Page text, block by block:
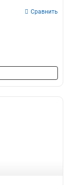
Сравнить